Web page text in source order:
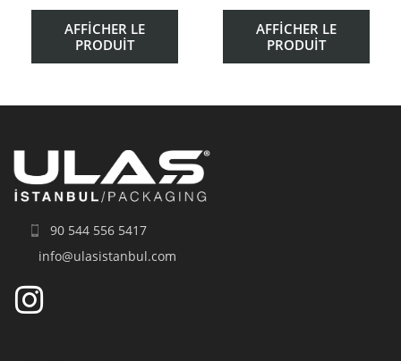
AFFICHER LE
PRODUIT
AFFICHER LE
PRODUIT
90 544 556 5417
info@ulasistanbul.com